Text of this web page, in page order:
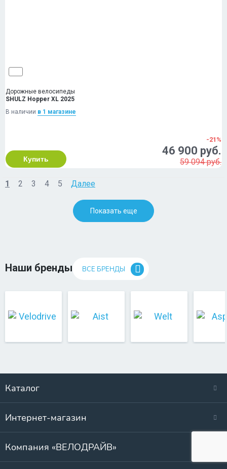
Дорожные велосипеды
SHULZ Hopper XL 2025
В наличии в 1 магазинe
Купить
-21%
46 900 руб.
59 094 руб.
1 2 3 4 5 Далее
Показать еще
Наши бренды ВСЕ БРЕНДЫ
Каталог
Интернет-магазин
Компания «ВЕЛОДРАЙВ»